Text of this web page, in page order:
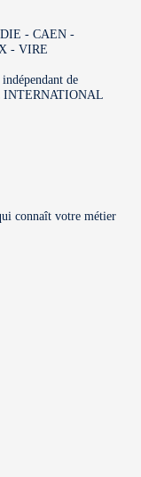
- CAEN -
- VIRE
de
connaît votre métier